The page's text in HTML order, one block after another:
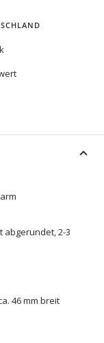
abgerundet, 2-3
46 mm breit